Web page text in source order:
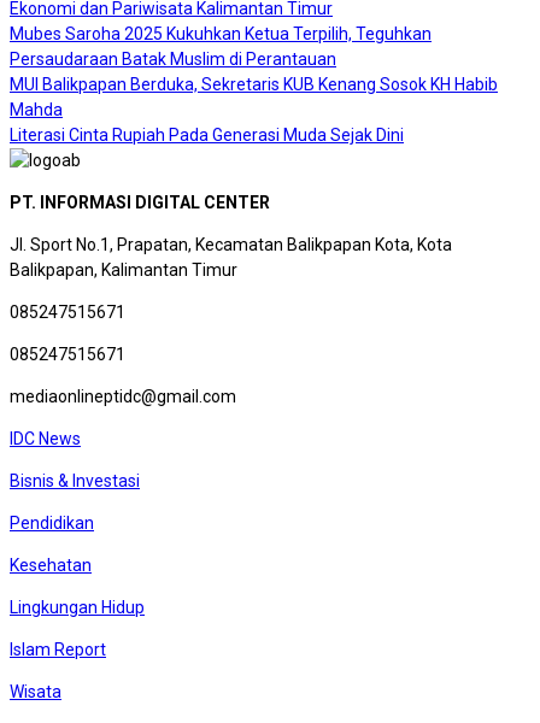
Ekonomi dan Pariwisata Kalimantan Timur
Mubes Saroha 2025 Kukuhkan Ketua Terpilih, Teguhkan
Persaudaraan Batak Muslim di Perantauan
MUI Balikpapan Berduka, Sekretaris KUB Kenang Sosok KH Habib
Mahda
Literasi Cinta Rupiah Pada Generasi Muda Sejak Dini
PT. INFORMASI DIGITAL CENTER
Jl. Sport No.1, Prapatan, Kecamatan Balikpapan Kota, Kota
Balikpapan, Kalimantan Timur
085247515671
085247515671
mediaonlineptidc@gmail.com
IDC News
Bisnis & Investasi
Pendidikan
Kesehatan
Lingkungan Hidup
Islam Report
Wisata